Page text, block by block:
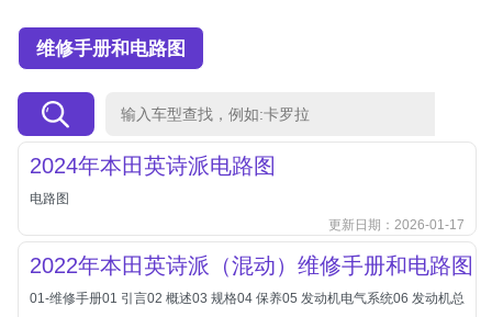
北京越野车
北汽制造
北汽瑞翔
维修手册和电路图
2024年本田英诗派电路图
电路图
更新日期：2026-01-17
2022年本田英诗派（混动）维修手册和电路图
01-维修手册01 引言02 概述03 规格04 保养05 发动机电气系统06 发动机总